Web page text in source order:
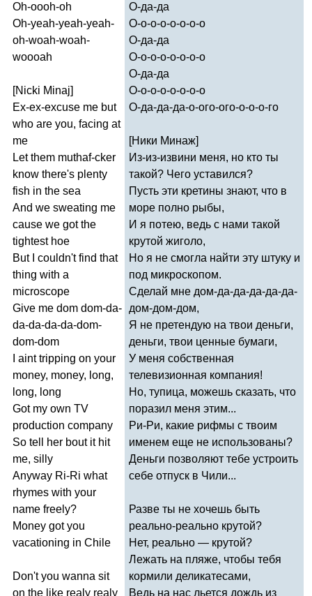
Oh-oooh-oh
Oh-yeah-yeah-yeah-
oh-woah-woah-
woooah
[Nicki Minaj]
Ex-ex-excuse me but
who are you, facing at
me
Let them muthaf-cker
know there's plenty
fish in the sea
And we sweating me
cause we got the
tightest hoe
But
couldn't find that
thing with a
microscope
Give me dom dom-da-
da-da-da-da-dom-
dom-dom
aint tripping on your
money, money, long,
long, long
Got my own TV
production company
So tell her bout it hit
me, silly
Anyway Ri-Ri what
rhymes with your
name freely?
Money got you
vacationing in Chile
Don't you wanna sit
on the like realy realy
О-да-да
О-о-о-о-о-о-о-о
О-да-да
О-о-о-о-о-о-о-о
О-да-да
О-о-о-о-о-о-о-о
О-да-да-да-о-ого-ого-о-о-о-го
[Ники Минаж]
Из-из-извини меня, но кто ты
такой? Чего уставился?
Пусть эти кретины знают, что в
море полно рыбы,
И я потею, ведь с нами такой
крутой жиголо,
Но я не смогла найти эту штуку и
под микроскопом.
Сделай мне дом-да-да-да-да-да-
дом-дом-дом,
Я не претендую на твои деньги,
деньги, твои ценные бумаги,
У меня собственная
телевизионная компания!
Но, тупица, можешь сказать, что
поразил меня этим...
Ри-Ри, какие рифмы с твоим
именем еще не использованы?
Деньги позволяют тебе устроить
себе отпуск в Чили...
Разве ты не хочешь быть
реально-реально крутой?
Нет, реально — крутой?
Лежать на пляже, чтобы тебя
кормили деликатесами,
Ведь на нас льется дождь из